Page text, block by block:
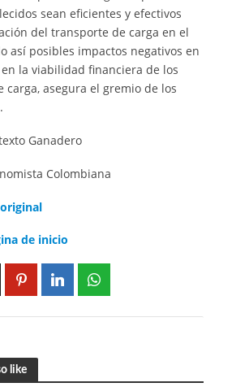
sean eficientes y efectivos
del transporte de carga en el
así posibles impactos negativos en
la viabilidad financiera de los
carga, asegura el gremio de los
Ganadero
Colombiana
de inicio
like